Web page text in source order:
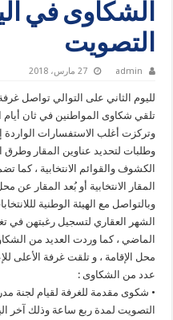
الشكاوى في
التصويت
admin 27 مارس، 2018
لليوم الثاني على التوالي تواصل
تلقي شكاوى المواطنين في ثان أيام
وتركزت أغلب الاستفسارات الواردة
وطلبات لتحديد عناوين المقار وطرق
الكشوف والقوائم الانتخابية ، كما
المقار الانتخابية أو بُعد المقار عن
وبالتواصل مع الهيئة الوطنية
الماضي ، كما وردت العديد من
محل الإقامة ، و تلقت غرفة الأعلى
عدد من الشكاوى :
• شكوى مقدمة للغرفة لقيام لجنة
التصويت لمدة ربع ساعة وذلك آخر